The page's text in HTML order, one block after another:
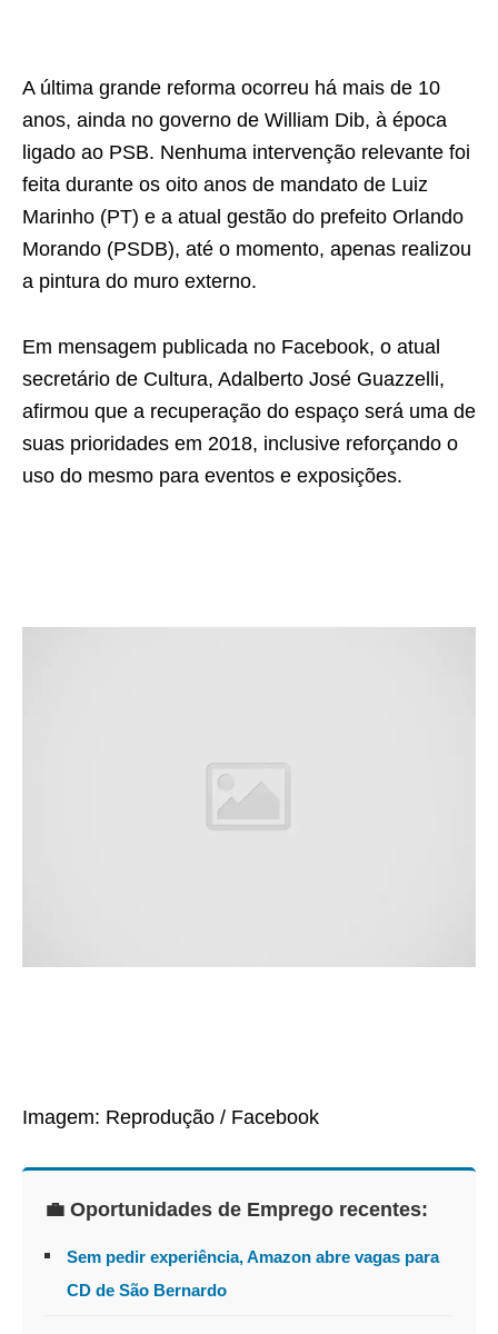
A última grande reforma ocorreu há mais de 10
anos, ainda no governo de William Dib, à época
ligado ao PSB. Nenhuma intervenção relevante foi
feita durante os oito anos de mandato de Luiz
Marinho (PT) e a atual gestão do prefeito Orlando
Morando (PSDB), até o momento, apenas realizou
a pintura do muro externo.
Em mensagem publicada no Facebook, o atual
secretário de Cultura, Adalberto José Guazzelli,
afirmou que a recuperação do espaço será uma de
suas prioridades em 2018, inclusive reforçando o
uso do mesmo para eventos e exposições.
Imagem: Reprodução / Facebook
💼 Oportunidades de Emprego recentes:
Sem pedir experiência, Amazon abre vagas para
CD de São Bernardo